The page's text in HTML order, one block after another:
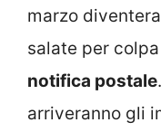
marzo
salate per
notifica postale
arriveranno gli